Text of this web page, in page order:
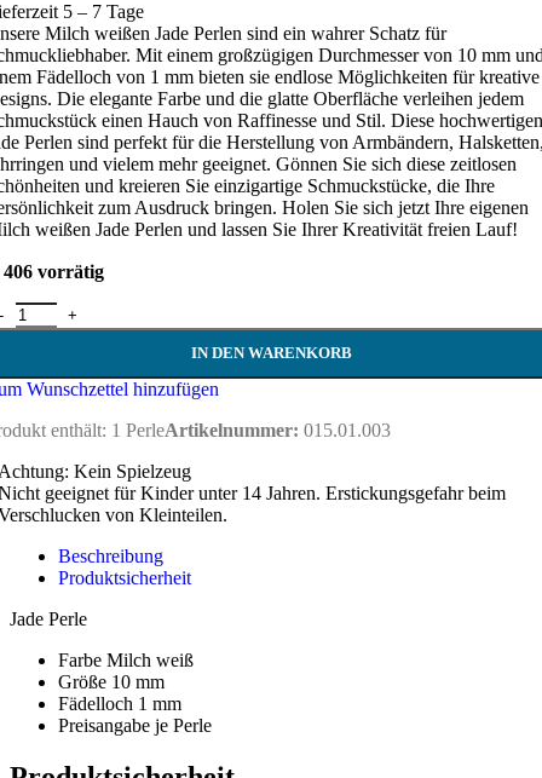
5 – 7 Tage
Milch weißen Jade Perlen sind ein wahrer Schatz für
Mit einem großzügigen Durchmesser von 10 mm
Fädelloch von 1 mm bieten sie endlose Möglichkeiten für kreative
Die elegante Farbe und die glatte Oberfläche verleihen jedem
einen Hauch von Raffinesse und Stil. Diese hochwertigen
Perlen sind perfekt für die Herstellung von Armbändern,
und vielem mehr geeignet. Gönnen Sie sich diese zeitlosen
und kreieren Sie einzigartige Schmuckstücke, die Ihre
zum Ausdruck bringen. Holen Sie sich jetzt Ihre eigenen
weißen Jade Perlen und lassen Sie Ihrer Kreativität freien Lauf!
406 vorrätig
Perle 10 mm - chinesische Jade Menge
IN DEN WARENKORB
Wunschzettel hinzufügen
enthält: 1 PerleArtikelnummer: 015.01.003
Kein Spielzeug
geeignet für Kinder unter 14 Jahren. Erstickungsgefahr beim
von Kleinteilen.
Beschreibung
Produktsicherheit
Jade Perle
Farbe Milch weiß
Größe 10 mm
Fädelloch 1 mm
Preisangabe je Perle